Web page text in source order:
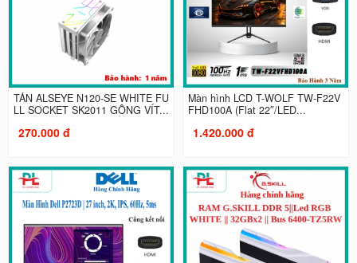
TẢN ALSEYE N120-SE WHITE FU
LL SOCKET SK2011 GÔNG VÍT...
270.000 đ
Màn hình LCD T-WOLF TW-F22V
FHD100A (Flat 22″/LED...
1.420.000 đ